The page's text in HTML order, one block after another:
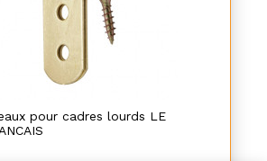
pour cadres lourds LE